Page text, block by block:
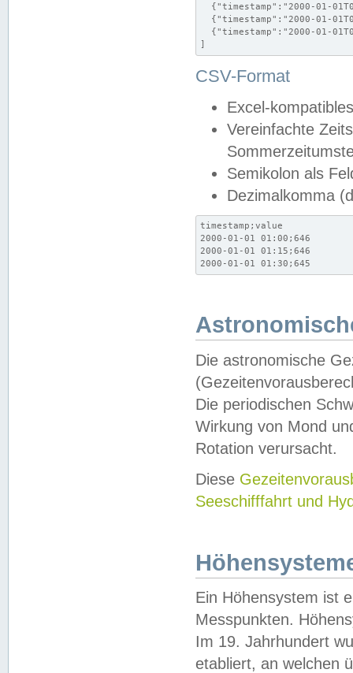
{"timestamp":"2000-01-
{"timestamp":"2000-01-
{"timestamp":"2000-01-
]
CSV-Format
Excel-
Vereinfachte
Semikolon als
Dezimalkomma
timestamp;value
2000-01-01 01:00;646
2000-01-01 01:15;646
2000-01-01 01:30;645
Die astronomische
Die periodischen
Wirkung von Mond
Rotation verursacht.
Diese
Seeschifffahrt und
Ein Höhensystem ist
Messpunkten.
Im 19. Jahrhundert
etabliert, an welchen